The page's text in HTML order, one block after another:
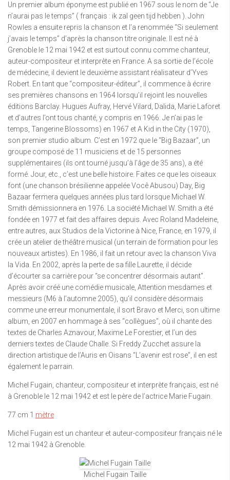
Un premier album éponyme est publié en 1967 sous le nom de “Je
n’aurai pas le temps” ( français : ik zal geen tijd hebben ). John
Rowles a ensuite repris la chanson et l’a renommée “Si seulement
j’avais le temps” d’après la chanson titre originale. Il est né à
Grenoble le 12 mai 1942 et est surtout connu comme chanteur,
auteur-compositeur et interprète en France. A sa sortie de l’école
de médecine, il devient le deuxième assistant réalisateur d’Yves
Robert. En tant que “compositeur-éditeur”, il commence à écrire
ses premières chansons en 1964 lorsqu’il rejoint les nouvelles
éditions Barclay. Hugues Aufray, Hervé Vilard, Dalida, Marie Laforet
et d’autres l’ont tous chanté, y compris en 1966. Je n’ai pas le
temps, Tangerine Blossoms) en 1967 et A Kid in the City (1970),
son premier studio album. C’est en 1972 que le “Big Bazaar”, un
groupe composé de 11 musiciens et de 15 personnes
supplémentaires (ils ont tourné jusqu’à l’âge de 35 ans), a été
formé. Jour, etc., c’est une belle histoire. Faites ce que les oiseaux
font (une chanson brésilienne appelée Você Abusou) Day, Big
Bazaar fermera quelques années plus tard lorsque Michael W.
Smith démissionnera en 1976. La société Michael W. Smith a été
fondée en 1977 et fait des affaires depuis. Avec Roland Madeleine,
entre autres, aux Studios de la Victorine à Nice, France, en 1979, il
crée un atelier de théâtre musical (un terrain de formation pour les
nouveaux artistes). En 1986, il fait un retour avec la chanson Viva
la Vida. En 2002, après la perte de sa fille Laurette, il décide
d’écourter sa carrière pour “se concentrer désormais autant”.
Après avoir créé une comédie musicale, Attention mesdames et
messieurs (M6 à l’automne 2005), qu’il considère désormais
comme une erreur monumentale, il sort Bravo et Merci, son ultime
album, en 2007 en hommage à ses “collègues”, où il chante des
textes de Charles Aznavour, Maxime Le Forestier, et l’un des
derniers textes de Claude Challe. Si Freddy Zucchet assure la
direction artistique de l’Auris en Oisans “L’avenir est rose”, il en est
également le parrain.
Michel Fugain, chanteur, compositeur et interprète français, est né
à Grenoble le 12 mai 1942 et est le père de l’actrice Marie Fugain.
77 cm 1 mètre
Michel Fugain est un chanteur et auteur-compositeur français né le
12 mai 1942 à Grenoble.
Michel Fugain Taille